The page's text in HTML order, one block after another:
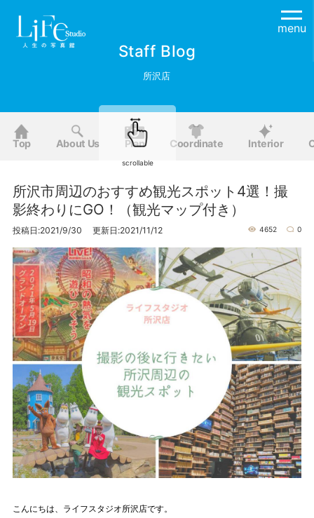
menu
Staff Blog
所沢店
Top About Us Plan Coordinate Interior
所沢市周辺のおすすめ観光スポット4選！撮
影終わりにGO！（観光マップ付き）
投稿日:2021/9/30 更新日:2021/11/12 4652 0
こんにちは、ライフスタジオ所沢店です。